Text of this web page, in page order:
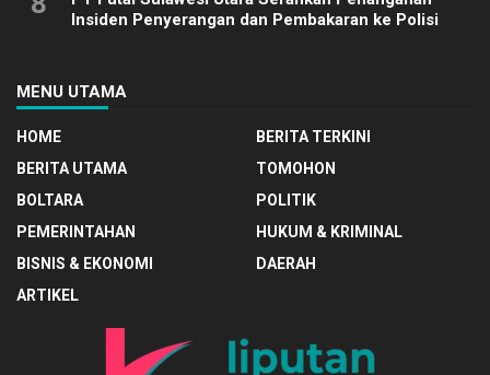
Insiden Penyerangan dan Pembakaran ke Polisi
MENU UTAMA
HOME
BERITA TERKINI
BERITA UTAMA
TOMOHON
BOLTARA
POLITIK
PEMERINTAHAN
HUKUM & KRIMINAL
BISNIS & EKONOMI
DAERAH
ARTIKEL